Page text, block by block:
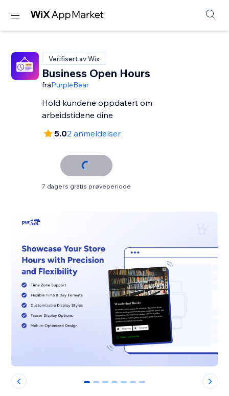
Verifisert av Wix
Business Open Hours
fraPurpleBear
Hold kundene oppdatert om
arbeidstidene dine
5.02 anmeldelser
7 dagers gratis prøveperiode
0 1 2 3 4 5 6